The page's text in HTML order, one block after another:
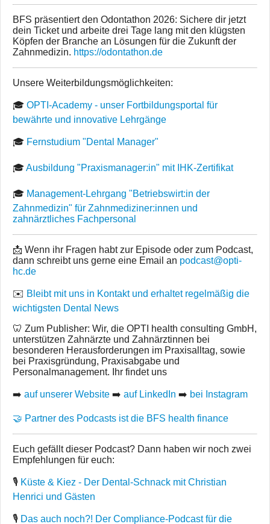
BFS präsentiert den Odontathon 2026: Sichere dir jetzt
dein Ticket und arbeite drei Tage lang mit den klügsten
Köpfen der Branche an Lösungen für die Zukunft der
Zahnmedizin. https://odontathon.de
Unsere Weiterbildungsmöglichkeiten:
🎓 OPTI-Academy - unser Fortbildungsportal für
bewährte und innovative Lehrgänge
🎓 Fernstudium "Dental Manager"
🎓 Ausbildung "Praxismanager:in" mit IHK-Zertifikat
🎓 Management-Lehrgang "Betriebswirt:in der
Zahnmedizin" für Zahnmediziner:innen und
zahnärztliches Fachpersonal
📩 Wenn ihr Fragen habt zur Episode oder zum Podcast,
dann schreibt uns gerne eine Email an podcast@opti-
hc.de
✉️ Bleibt mit uns in Kontakt und erhaltet regelmäßig die
wichtigsten Dental News
🦷 Zum Publisher: Wir, die OPTI health consulting GmbH,
unterstützen Zahnärzte und Zahnärztinnen bei
besonderen Herausforderungen im Praxisalltag, sowie
bei Praxisgründung, Praxisabgabe und
Personalmanagement. Ihr findet uns
➡️ auf unserer Website ➡️ auf LinkedIn ➡️ bei Instagram
🤝 Partner des Podcasts ist die BFS health finance
Euch gefällt dieser Podcast? Dann haben wir noch zwei
Empfehlungen für euch:
🎙 Küste & Kiez - Der Dental-Schnack mit Christian
Henrici und Gästen
🎙 Das auch noch?! Der Compliance-Podcast für die